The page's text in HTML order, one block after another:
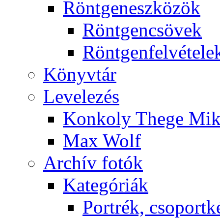
Rönt­gen­esz­kö­zök
Rönt­gen­csö­vek
Könyv­tár
Le­ve­le­zés
Kon­koly The­ge
Max Wolf
Ar­chív fo­tók
Ka­te­gó­ri­ák
Port­rék,